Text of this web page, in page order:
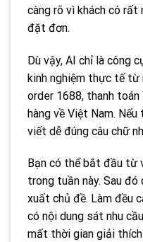
càng rõ vì khách có rất
đặt đơn.
Dù vậy, AI chỉ là công
kinh nghiệm thực tế từ
order 1688, thanh toán
hàng về Việt Nam.
viết dễ đúng câu chữ
Bạn có thể bắt đầu từ
trong tuần này. Sau đó
xuất chủ đề. Làm đều
có nội dung sát nhu
mất thời gian giải